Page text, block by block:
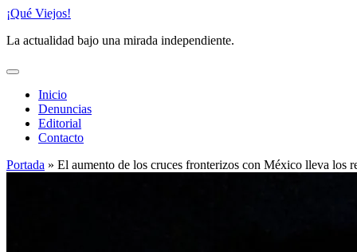
Saltar
contenido
¡Qué Viejos!
La actualidad bajo una mirada independiente.
Inicio
Denuncias
Editorial
Contacto
Portada » El aumento de los cruces fronterizos con México lleva los